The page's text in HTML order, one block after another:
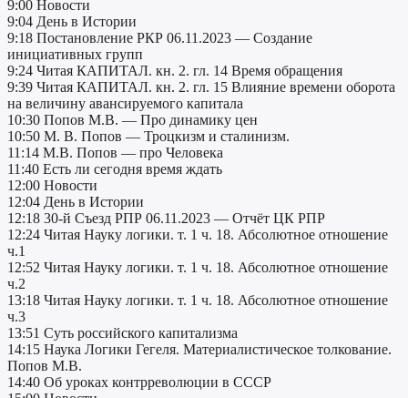
9:00 Новости
9:04 День в Истории
9:18 Постановление РКР 06.11.2023 — Создание
инициативных групп
9:24 Читая КАПИТАЛ. кн. 2. гл. 14 Время обращения
9:39 Читая КАПИТАЛ. кн. 2. гл. 15 Влияние времени оборота
на величину авансируемого капитала
10:30 Попов М.В. — Про динамику цен
10:50 М. В. Попов — Троцкизм и сталинизм.
11:14 М.В. Попов — про Человека
11:40 Есть ли сегодня время ждать
12:00 Новости
12:04 День в Истории
12:18 30-й Съезд РПР 06.11.2023 — Отчёт ЦК РПР
12:24 Читая Науку логики. т. 1 ч. 18. Абсолютное отношение
ч.1
12:52 Читая Науку логики. т. 1 ч. 18. Абсолютное отношение
ч.2
13:18 Читая Науку логики. т. 1 ч. 18. Абсолютное отношение
ч.3
13:51 Суть российского капитализма
14:15 Наука Логики Гегеля. Материалистическое толкование.
Попов М.В.
14:40 Об уроках контрреволюции в СССР